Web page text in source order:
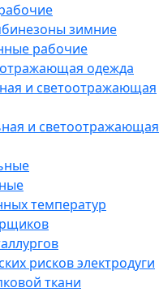
зимние
рабочие
одежда
и светоотражающая
и светоотражающая
температур
рисков электродуги
ткани